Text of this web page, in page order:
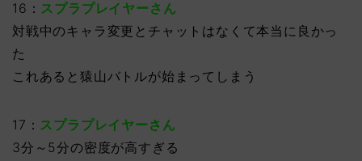
16： スプラプレイヤーさん
対戦中のキャラ変更とチャットはなくて本当に良かっ
た
これあると猿山バトルが始まってしまう
17： スプラプレイヤーさん
3分～5分の密度が高すぎる